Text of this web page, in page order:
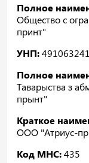
Полное
Общество с
принт"
УНП:491063241
Полное
Таварыства з
прынт"
Краткое
ООО "Атриус-
Код МНС:435